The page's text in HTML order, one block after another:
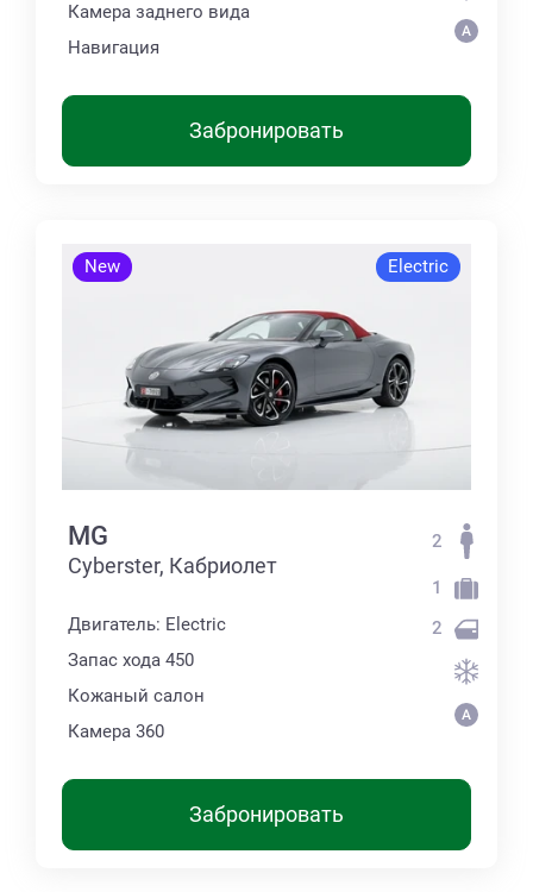
Камера заднего вида
Навигация
Забронировать
New Electric
MG
Cyberster, Кабриолет
Двигатель: Electric
Запас хода 450
Кожаный салон
Камера 360
2
1
2
Забронировать